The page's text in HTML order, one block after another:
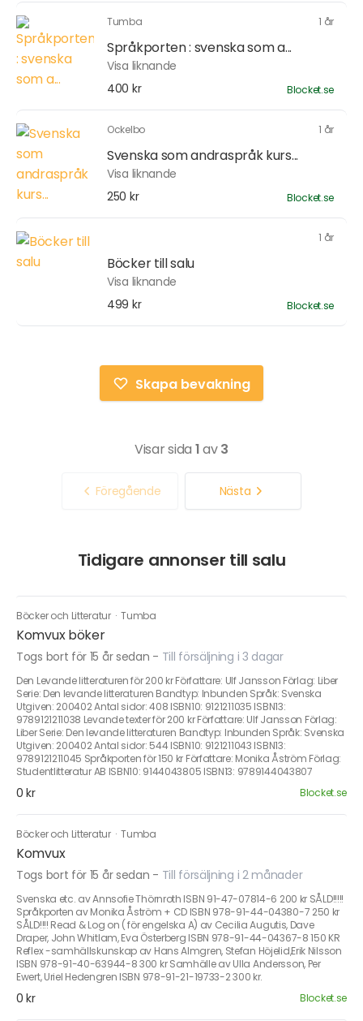
Tumba 1 år
Språkporten : svenska som a...
Visa liknande
400 kr
Blocket.se
Ockelbo 1 år
Svenska som andraspråk kurs...
Visa liknande
250 kr
Blocket.se
1 år
Böcker till salu
Visa liknande
499 kr
Blocket.se
Skapa bevakning
Visar sida 1av3
Föregående Nästa
Tidigare annonser till salu
Böcker och Litteratur ·Tumba
Komvux böker
Togs bort för 15 år sedan - Till försäljning i 3 dagar
Den Levande litteraturen för 200 kr Författare: Ulf Jansson Förlag: Liber
Serie: Den levande litteraturen Bandtyp: Inbunden Språk: Svenska
Utgiven: 200402 Antal sidor: 408 ISBN10: 9121211035 ISBN13:
9789121211038 Levande texter för 200 kr Författare: Ulf Jansson Förlag:
Liber Serie: Den levande litteraturen Bandtyp: Inbunden Språk: Svenska
Utgiven: 200402 Antal sidor: 544 ISBN10: 9121211043 ISBN13:
9789121211045 Språkporten för 150 kr Författare: Monika Åström Förlag:
Studentlitteratur AB ISBN10: 9144043805 ISBN13: 9789144043807
0 kr Blocket.se
Böcker och Litteratur ·Tumba
Komvux
Togs bort för 15 år sedan - Till försäljning i 2 månader
Svenska etc. av Annsofie Thörnroth ISBN 91-47-07814-6 200 kr SÅLD!!!!!
Språkporten av Monika Åström + CD ISBN 978-91-44-04380-7 250 kr
SÅLD!!!! Read & Log on ( för engelska A) av Cecilia Augutis, Dave
Draper, John Whitlam, Eva Österberg ISBN 978-91-44-04367-8 150 KR
Reflex -samhällskunskap av Hans Almgren, Stefan Höjelid,Erik Nilsson
ISBN 978-91-40-63944-8 300 kr Samhälle av Ulla Andersson, Per
Ewert, Uriel Hedengren ISBN 978-91-21-19733-2 300 kr.
0 kr Blocket.se